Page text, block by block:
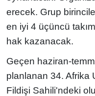
erecek. Grup
en iyi 4 üçüncü
hak kazanacak.
Geçen haziran-
planlanan 34. Afrika
Fildişi Sahili'ndeki